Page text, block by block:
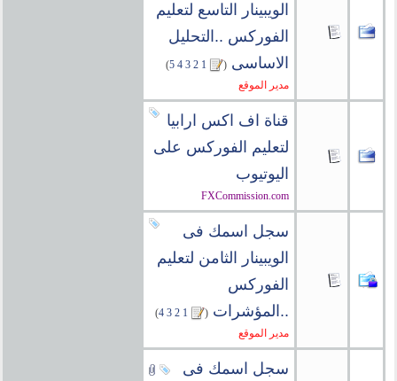
الويبينار التاسع لتعليم
الفوركس ..التحليل
الاساسى ‏
(
1
2
3
4
5
)
مدير الموقع
قناة اف اكس ارابيا
لتعليم الفوركس على
اليوتيوب
FXCommission.com
سجل اسمك فى
الويبينار الثامن لتعليم
الفوركس
..المؤشرات ‏
(
1
2
3
4
)
مدير الموقع
سجل اسمك فى